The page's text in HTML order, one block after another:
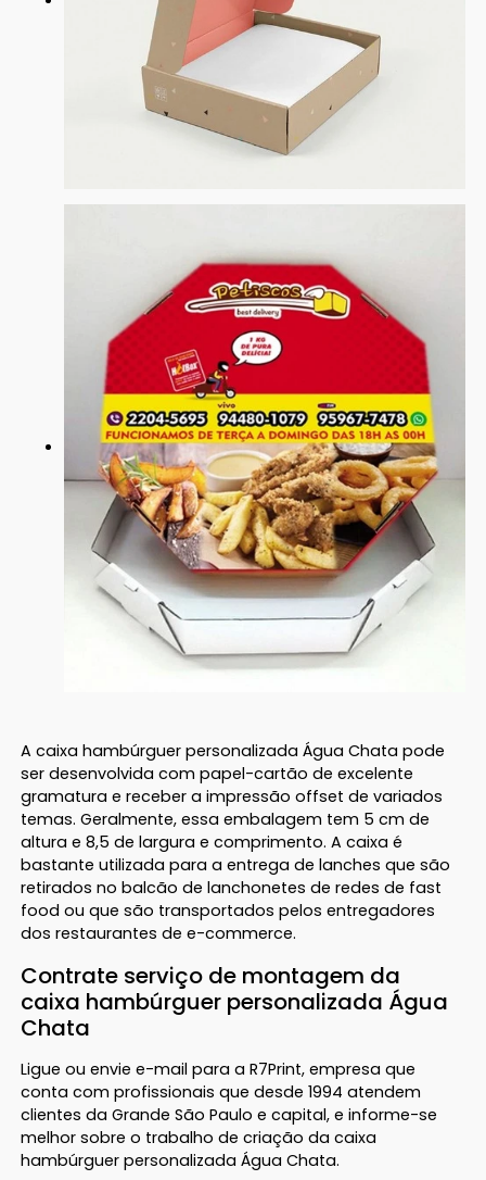
A caixa hambúrguer personalizada Água Chata pode
ser desenvolvida com papel-cartão de excelente
gramatura e receber a impressão offset de variados
temas. Geralmente, essa embalagem tem 5 cm de
altura e 8,5 de largura e comprimento. A caixa é
bastante utilizada para a entrega de lanches que são
retirados no balcão de lanchonetes de redes de fast
food ou que são transportados pelos entregadores
dos restaurantes de e-commerce.
Contrate serviço de montagem da
caixa hambúrguer personalizada Água
Chata
Ligue ou envie e-mail para a R7Print, empresa que
conta com profissionais que desde 1994 atendem
clientes da Grande São Paulo e capital, e informe-se
melhor sobre o trabalho de criação da caixa
hambúrguer personalizada Água Chata.